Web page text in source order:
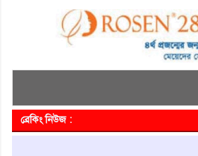
ব্রেকিং নিউজ :